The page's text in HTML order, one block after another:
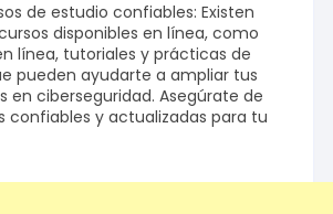
de estudio confiables: Existen
disponibles en línea, como
línea, tutoriales y prácticas de
pueden ayudarte a ampliar tus
en ciberseguridad. Asegúrate de
confiables y actualizadas para tu